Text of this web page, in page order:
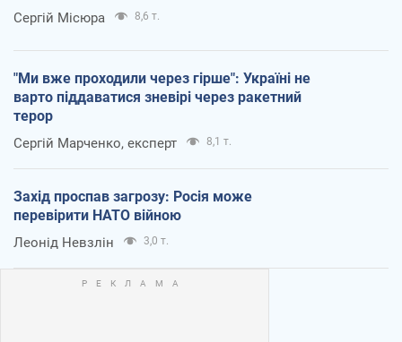
Сергій Місюра 8,6 т.
"Ми вже проходили через гірше": Україні не
варто піддаватися зневірі через ракетний
терор
Сергій Марченко, експерт 8,1 т.
Захід проспав загрозу: Росія може
перевірити НАТО війною
Леонід Невзлін 3,0 т.